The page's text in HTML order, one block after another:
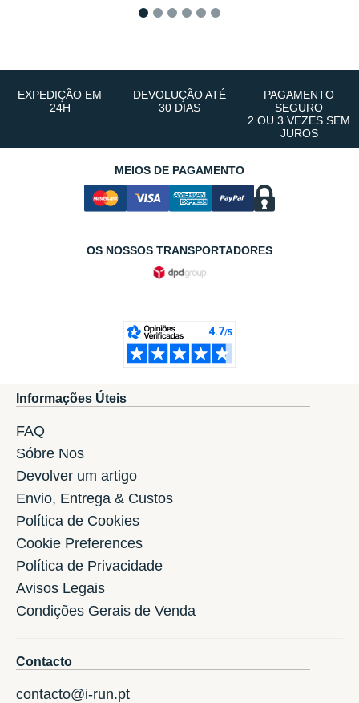
EXPEDIÇÃO EM
24H
DEVOLUÇÃO ATÉ
30 DIAS
PAGAMENTO
SEGURO
2 OU 3 VEZES SEM
JUROS
MEIOS DE PAGAMENTO
OS NOSSOS TRANSPORTADORES
Informações Úteis
FAQ
Sóbre Nos
Devolver um artigo
Envio, Entrega & Custos
Política de Cookies
Cookie Preferences
Política de Privacidade
Avisos Legais
Condições Gerais de Venda
Contacto
contacto@i-run.pt